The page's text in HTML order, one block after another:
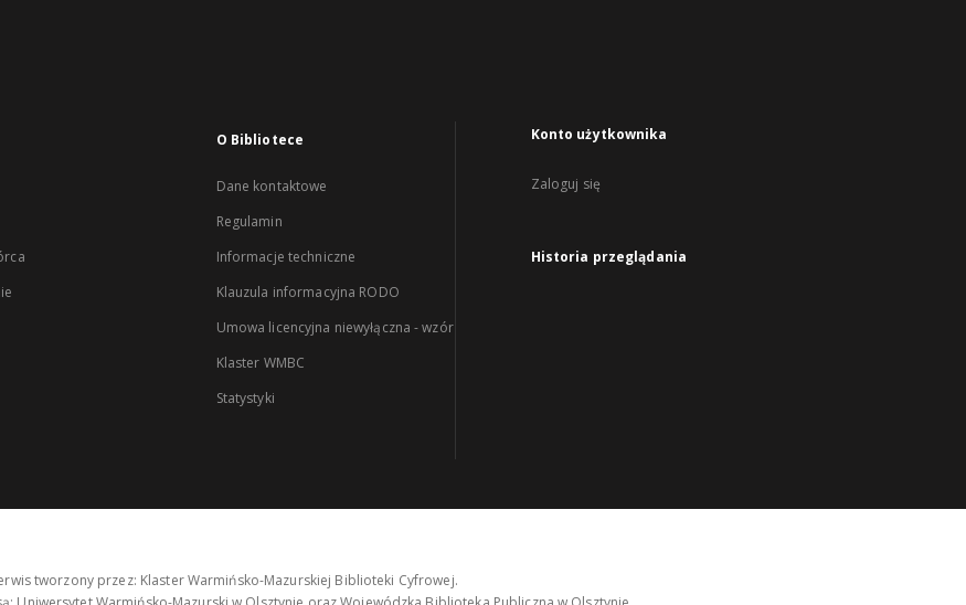
O Bibliotece
Dane kontaktowe
Regulamin
Informacje techniczne
Klauzula informacyjna RODO
Umowa licencyjna niewyłączna - wzór
Klaster WMBC
Statystyki
Konto użytkownika
Zaloguj się
Historia przeglądania
tworzony przez: Klaster Warmińsko-Mazurskiej Biblioteki Cyfrowej.